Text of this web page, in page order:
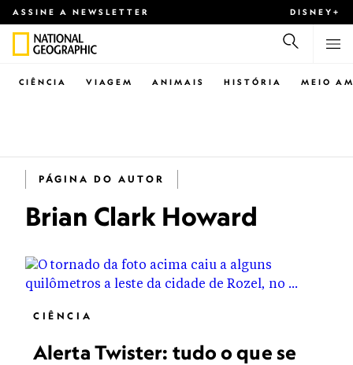
ASSINE A NEWSLETTER DISNEY+
CIÊNCIA VIAGEM ANIMAIS HISTÓRIA MEIO
PÁGINA DO AUTOR
Brian Clark Howard
CIÊNCIA
Alerta Twister: tudo o que se